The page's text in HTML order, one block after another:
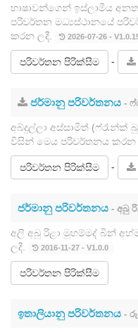
භාෂාවන්ගෙන් ඉස්ලාමීය
පරිවර්තන මධ්‍යස්ථානයේ
කරන ලදී.
2026-07-26 -
පරිවර්තන පිරික්සීම -
ජර්මානු පරිවර්තනය -
අබ්දුල්ලා අස්සාමිත් (ෆ්රෑන්ක්
විසින් මෙය පරිවර්තනය කරන
පරිවර්තන පිරික්සීම -
ජර්මානු පරිවර්තනය - අබු
අලි අබු රිළා මුහම්මද් බින්
ලදී.
2016-11-27 - V1.0.0
පරිවර්තන පිරික්සීම
ඉතාලියානු පරිවර්තනය -